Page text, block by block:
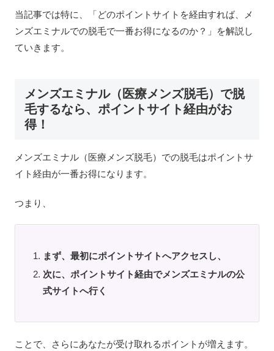
当記事では特に、「どのポイントサイトを経由すれば、メ
ンズエミナルでの脱毛で一番お得になるのか？」を解説し
ていきます。
メンズエミナル（医療メンズ脱毛）で脱
毛するなら、ポイントサイト経由がお
得！
メンズエミナル（医療メンズ脱毛）での脱毛はポイントサ
イト経由が一番お得になります。
つまり、
まず、最初にポイントサイトへアクセスし、
次に、ポイントサイト経由でメンズエミナルの公
式サイトへ行く
ことで、さらにあなたが受け取れるポイントが増えます。